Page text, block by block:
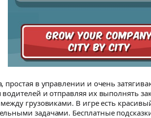
простая в управлении и очень
и отправляя их выполнять
грузовиками. В игре есть
задачами. Бесплатные